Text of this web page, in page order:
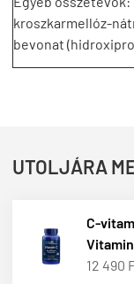
kroszkarmellóz-
bevonat
UTOLJÁRA
C-
12 490